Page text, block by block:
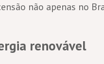
não apenas no
renovável